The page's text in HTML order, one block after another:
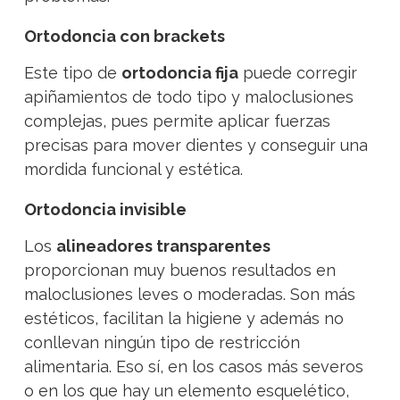
Ortodoncia con brackets
Este tipo de ortodoncia fija puede corregir
apiñamientos de todo tipo y maloclusiones
complejas, pues permite aplicar fuerzas
precisas para mover dientes y conseguir una
mordida funcional y estética.
Ortodoncia invisible
Los alineadores transparentes
proporcionan muy buenos resultados en
maloclusiones leves o moderadas. Son más
estéticos, facilitan la higiene y además no
conllevan ningún tipo de restricción
alimentaria. Eso sí, en los casos más severos
o en los que hay un elemento esquelético,